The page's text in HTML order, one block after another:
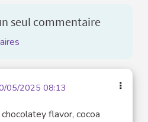
seul commentaire
05/2025 08:13
flavor, cocoa